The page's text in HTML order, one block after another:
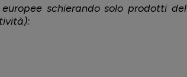
schierando solo prodotti del